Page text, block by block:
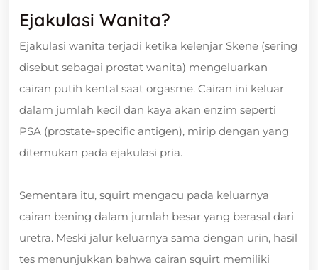
Ejakulasi Wanita?
Ejakulasi wanita terjadi ketika kelenjar Skene (sering
disebut sebagai prostat wanita) mengeluarkan
cairan putih kental saat orgasme. Cairan ini keluar
dalam jumlah kecil dan kaya akan enzim seperti
PSA (prostate-specific antigen), mirip dengan yang
ditemukan pada ejakulasi pria.
Sementara itu, squirt mengacu pada keluarnya
cairan bening dalam jumlah besar yang berasal dari
uretra. Meski jalur keluarnya sama dengan urin, hasil
tes menunjukkan bahwa cairan squirt memiliki